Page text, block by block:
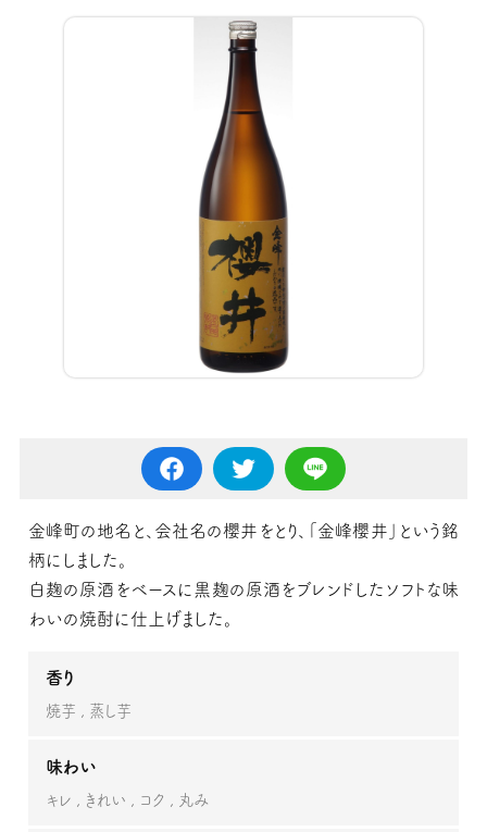
金峰町の地名と、会社名の櫻井をとり、「金峰櫻井」という銘
柄にしました。
白麹の原酒をベースに黒麹の原酒をブレンドしたソフトな味
わいの焼酎に仕上げました。
香り
焼芋 蒸し芋
味わい
キレ きれい コク 丸み